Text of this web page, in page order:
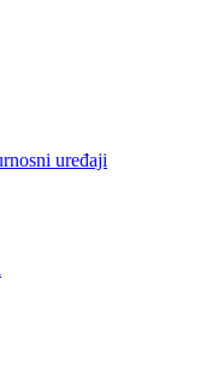
uređaji